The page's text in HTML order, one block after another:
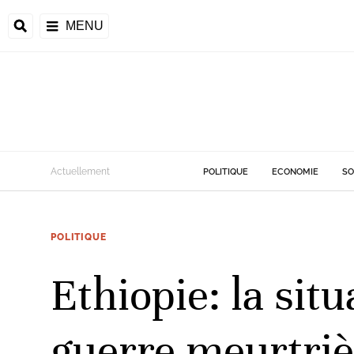
MENU
du
Actuellement POLITIQUE ECONOMIE
POLITIQUE
Ethiopie: la